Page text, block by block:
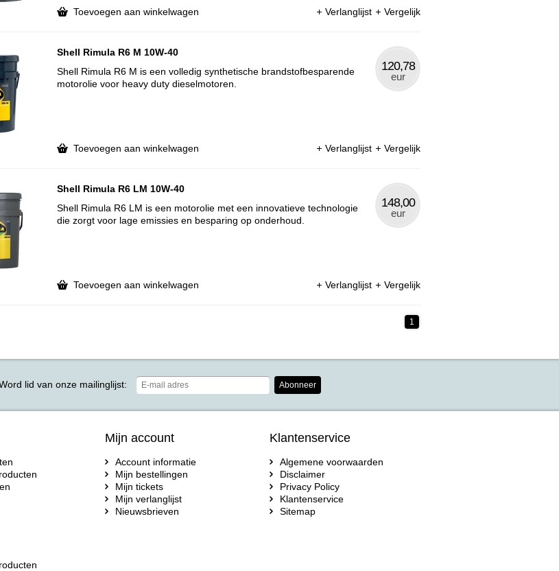
Toevoegen aan winkelwagen Verlanglijst Vergelijk
Shell Rimula R6 M 10W-40
Shell Rimula R6 M is een volledig synthetische brandstofbesparende
motorolie voor heavy duty dieselmotoren.
120,78
eur
Toevoegen aan winkelwagen Verlanglijst Vergelijk
Shell Rimula R6 LM 10W-40
Shell Rimula R6 LM is een motorolie met een innovatieve technologie
die zorgt voor lage emissies en besparing op onderhoud.
148,00
eur
Toevoegen aan winkelwagen Verlanglijst Vergelijk
1
lid van onze mailinglijst: Abonneer
Mijn account
Account informatie
Mijn bestellingen
Mijn tickets
Mijn verlanglijst
Nieuwsbrieven
Klantenservice
Algemene voorwaarden
Disclaimer
Privacy Policy
Klantenservice
Sitemap